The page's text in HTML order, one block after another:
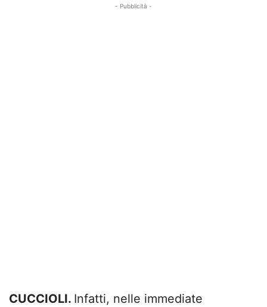
- Pubblicità -
CUCCIOLI. Infatti, nelle immediate